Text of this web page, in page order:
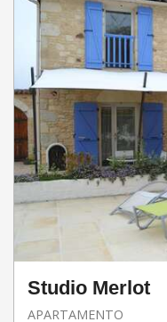
Studio Merlot
APARTAMENTO